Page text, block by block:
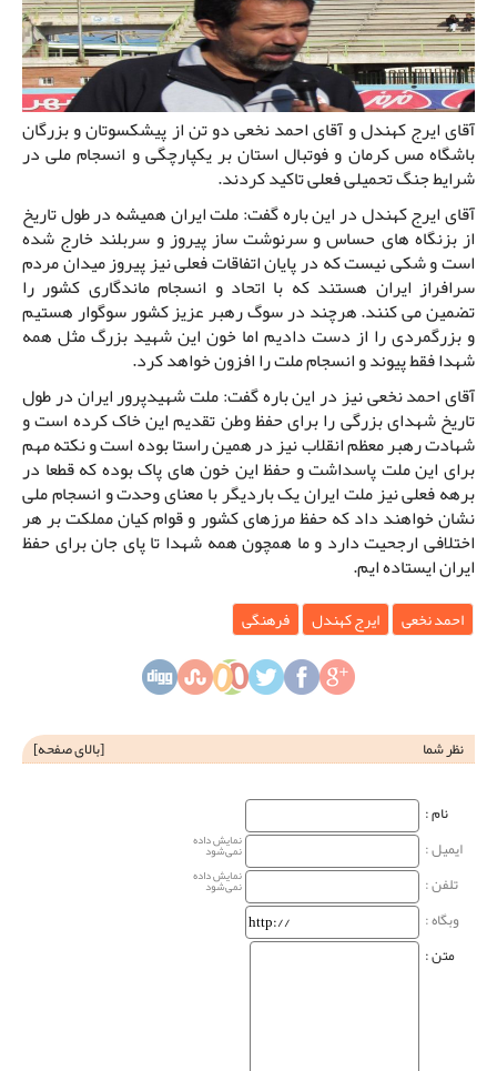
آقای ایرج کهندل و آقای احمد نخعی دو تن از پیشکسوتان و بزرگان
باشگاه مس کرمان و فوتبال استان بر یکپارچگی و انسجام ملی در
شرایط جنگ تحمیلی فعلی تاکید کردند.
آقای ایرج کهندل در این باره گفت: ملت ایران همیشه در طول تاریخ
از بزنگاه های حساس و سرنوشت ساز پیروز و سربلند خارج شده
است و شکی نیست که در پایان اتفاقات فعلی نیز پیروز میدان مردم
سرافراز ایران هستند که با اتحاد و انسجام ماندگاری کشور را
تضمین می کنند. هرچند در سوگ رهبر عزیز کشور سوگوار هستیم
و بزرگمردی را از دست دادیم اما خون این شهید بزرگ مثل همه
شهدا فقط پیوند و انسجام ملت را افزون خواهد کرد.
آقای احمد نخعی نیز در این باره گفت: ملت شهیدپرور ایران در طول
تاریخ شهدای بزرگی را برای حفظ وطن تقدیم این خاک کرده است و
شهادت رهبر معظم انقلاب نیز در همین راستا بوده است و نکته مهم
برای این ملت پاسداشت و حفظ این خون های پاک بوده که قطعا در
برهه فعلی نیز ملت ایران یک باردیگر با معنای وحدت و انسجام ملی
نشان خواهند داد که حفظ مرزهای کشور و قوام کیان مملکت بر هر
اختلافی ارجحیت دارد و ما همچون همه شهدا تا پای جان برای حفظ
ایران ایستاده ایم.
احمد نخعی ایرج کهندل فرهنگی
نظر شما [بالای صفحه]
نام‌ :
ایمیل :
نمایش داده
نمی‌شود
تلفن : نمایش داده
نمی‌شود
وبگاه‌ :
متن :